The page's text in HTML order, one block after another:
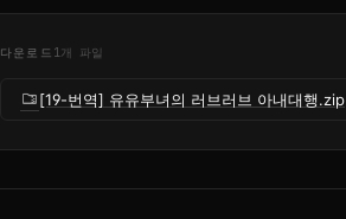
다운로드 1개 파일
folder_zip[19-번역] 유유부녀의 러브러브 아내대행.zip